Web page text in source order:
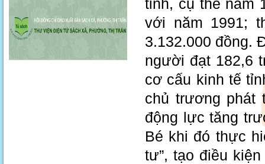
tỉnh, cụ thể năm
với năm 1991;
3.132.000 đồng.
người đạt 182,6
cơ cấu kinh tế
chủ trương phát
động lực tăng
Bé khi đó thực
tư”, tạo điều